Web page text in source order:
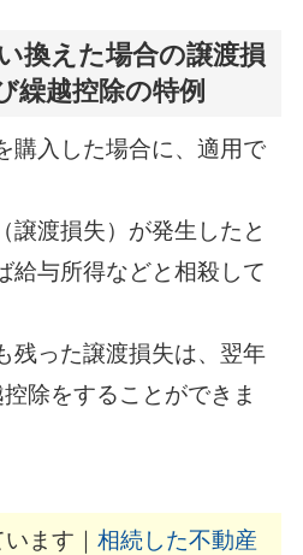
換えた場合の譲渡損
繰越控除の特例
購入した場合に、適用で
譲渡損失）が発生したと
給与所得などと相殺して
残った譲渡損失は、翌年
除をすることができま
ます｜ 相続した不動産